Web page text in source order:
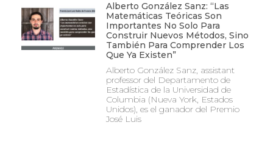
Alberto González Sanz: “Las
Matemáticas Teóricas Son
Importantes No Solo Para
Construir Nuevos Métodos, Sino
También Para Comprender Los
Que Ya Existen”
Alberto González Sanz, assistant
professor del Departamento de
Estadística de la Universidad de
Columbia (Nueva York, Estados
Unidos), es el ganador del Premio
José Luis